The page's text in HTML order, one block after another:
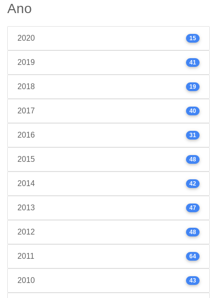
Ano
2020 15
2019 41
2018 19
2017 40
2016 31
2015 48
2014 42
2013 47
2012 48
2011 64
2010 43